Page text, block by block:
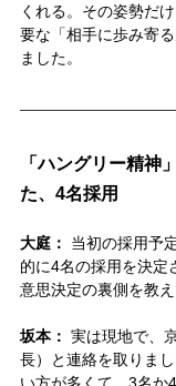
くれる。その姿勢だ
要な「相手に歩み寄
ました。
「ハングリー精神
た、4名採用
大庭：
当初の採用予
的に4名の採用を決定
意思決定の裏側を教え
坂本： 実は現地で、
長）と連絡を取りま
い方が多くて、3名か